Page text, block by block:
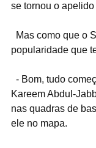
se tornou o
popularidade que
Kareem Abdul-
nas quadras de
ele no mapa.